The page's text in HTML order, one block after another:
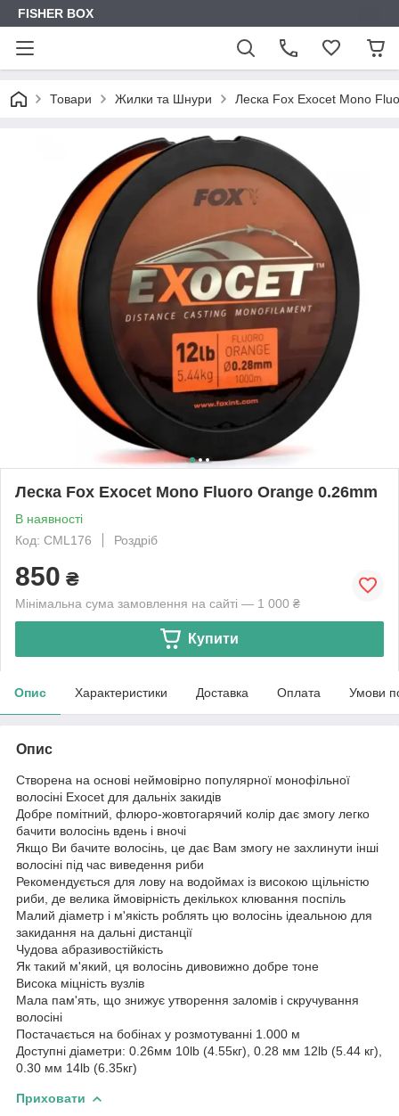
FISHER BOX
Товари Жилки та Шнури Леска Fox Exocet Mono
Леска Fox Exocet Mono Fluoro Orange 0.26mm
В наявності
Код: CML176
Роздріб
850 ₴
Мінімальна сума замовлення на сайті — 1 000 ₴
Купити
Опис Характеристики Доставка Оплата Умови
Опис
Створена на основі неймовірно популярної монофільної
волосіні Exocet для дальніх закидів
Добре помітний, флюро-жовтогарячий колір дає змогу легко
бачити волосінь вдень і вночі
Якщо Ви бачите волосінь, це дає Вам змогу не захлинути інші
волосіні під час виведення риби
Рекомендується для лову на водоймах із високою щільністю
риби, де велика ймовірність декількох клювання поспіль
Малий діаметр і м'якість роблять цю волосінь ідеальною для
закидання на дальні дистанції
Чудова абразивостійкість
Як такий м'який, ця волосінь дивовижно добре тоне
Висока міцність вузлів
Мала пам'ять, що знижує утворення заломів і скручування
волосіні
Постачається на бобінах у розмотуванні 1.000 м
Доступні діаметри: 0.26мм 10lb (4.55кг), 0.28 мм 12lb (5.44 кг),
0.30 мм 14lb (6.35кг)
Приховати